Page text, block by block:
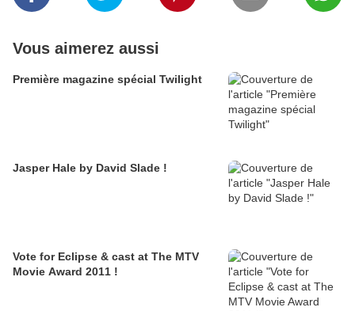
Vous aimerez aussi
Première magazine spécial Twilight
Jasper Hale by David Slade !
Vote for Eclipse & cast at The MTV
Movie Award 2011 !